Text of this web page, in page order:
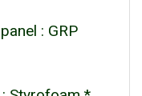
: GRP